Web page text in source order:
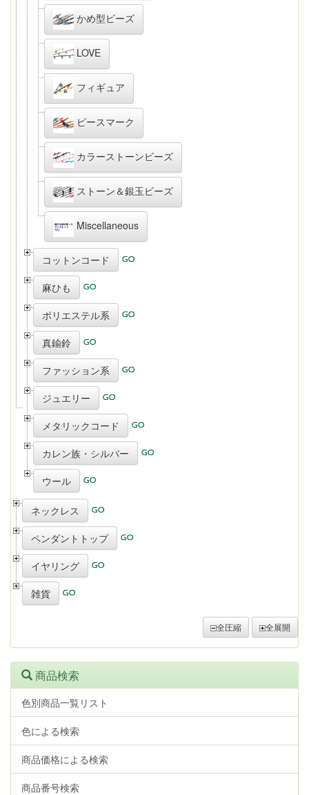
かめ型ビーズ
LOVE
フィギュア
ピースマーク
カラーストーンビーズ
ストーン＆銀玉ビーズ
Miscellaneous
コットンコード
麻ひも
ポリエステル系
真鍮鈴
ファッション系
ジュエリー
メタリックコード
カレン族・シルバー
ウール
ネックレス
ペンダントトップ
イヤリング
雑貨
全圧縮 全展開
商品検索
色別商品一覧リスト
色による検索
商品価格による検索
商品番号検索